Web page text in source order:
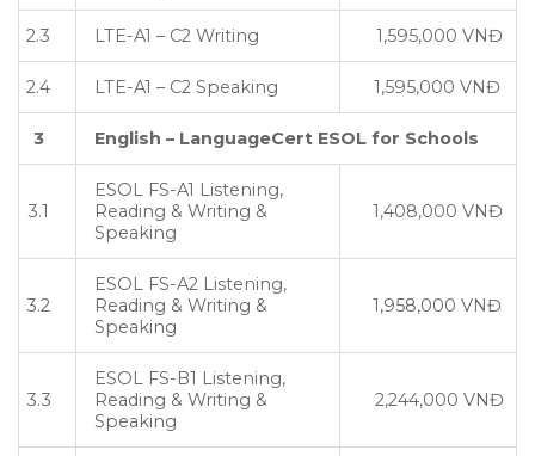
2.3 LTE-A1 – C2 Writing 1,595,000 VNĐ
2.4 LTE-A1 – C2 Speaking 1,595,000 VNĐ
3 English – LanguageCert ESOL for Schools
3.1
ESOL FS-A1 Listening,
Reading & Writing &
Speaking
1,408,000 VNĐ
3.2
ESOL FS-A2 Listening,
Reading & Writing &
Speaking
1,958,000 VNĐ
3.3
ESOL FS-B1 Listening,
Reading & Writing &
Speaking
2,244,000 VNĐ